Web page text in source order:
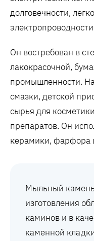
долговечности,
Он востребован в
лакокрасочной,
промышленности.
смазки, детской
сырья для
препаратов. Он
керамики, фарфора
Мыльный камень
изготовления
каминов​ и в
каменной